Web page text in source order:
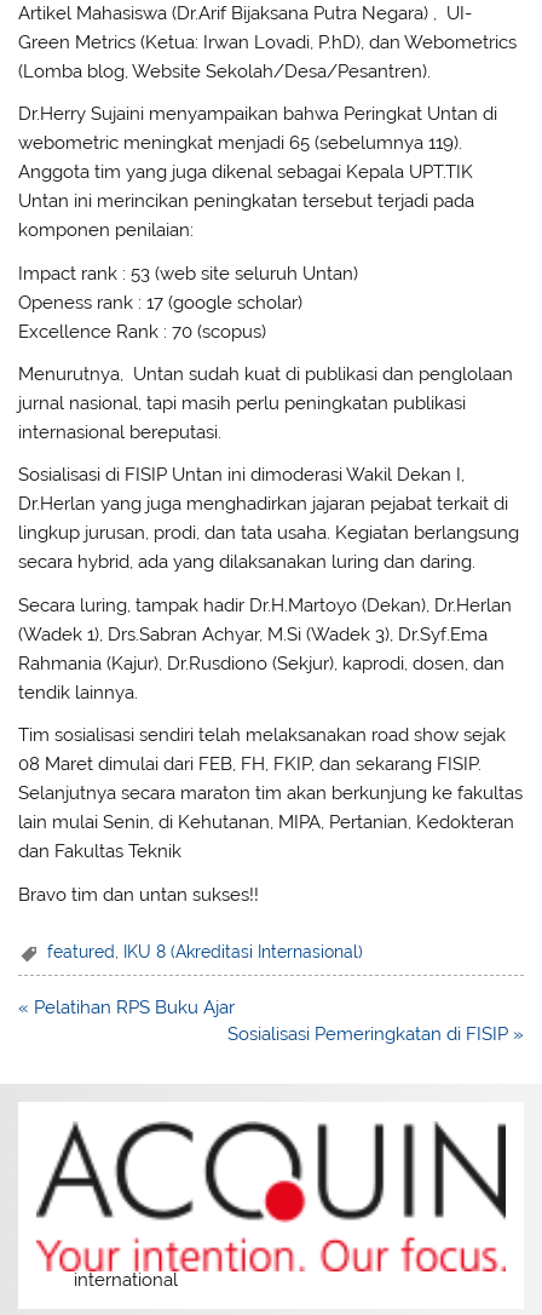
Artikel Mahasiswa (Dr.Arif Bijaksana Putra Negara) , UI-
Green Metrics (Ketua: Irwan Lovadi, P.hD), dan Webometrics
(Lomba blog, Website Sekolah/Desa/Pesantren).
Dr.Herry Sujaini menyampaikan bahwa Peringkat Untan di
webometric meningkat menjadi 65 (sebelumnya 119).
Anggota tim yang juga dikenal sebagai Kepala UPT.TIK
Untan ini merincikan peningkatan tersebut terjadi pada
komponen penilaian:
Impact rank : 53 (web site seluruh Untan)
Openess rank : 17 (google scholar)
Excellence Rank : 70 (scopus)
Menurutnya, Untan sudah kuat di publikasi dan penglolaan
jurnal nasional, tapi masih perlu peningkatan publikasi
internasional bereputasi.
Sosialisasi di FISIP Untan ini dimoderasi Wakil Dekan I,
Dr.Herlan yang juga menghadirkan jajaran pejabat terkait di
lingkup jurusan, prodi, dan tata usaha. Kegiatan berlangsung
secara hybrid, ada yang dilaksanakan luring dan daring.
Secara luring, tampak hadir Dr.H.Martoyo (Dekan), Dr.Herlan
(Wadek 1), Drs.Sabran Achyar, M.Si (Wadek 3), Dr.Syf.Ema
Rahmania (Kajur), Dr.Rusdiono (Sekjur), kaprodi, dosen, dan
tendik lainnya.
Tim sosialisasi sendiri telah melaksanakan road show sejak
08 Maret dimulai dari FEB, FH, FKIP, dan sekarang FISIP.
Selanjutnya secara maraton tim akan berkunjung ke fakultas
lain mulai Senin, di Kehutanan, MIPA, Pertanian, Kedokteran
dan Fakultas Teknik
Bravo tim dan untan sukses!!
featured IKU 8 (Akreditasi Internasional)
Post
« Pelatihan RPS Buku Ajar
Sosialisasi Pemeringkatan di FISIP »
international